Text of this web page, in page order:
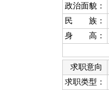
政治面貌：
民 族：
身 高：
求职意向
求职类型：